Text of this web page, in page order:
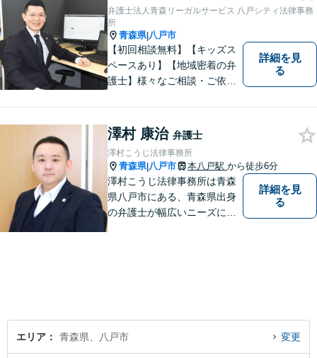
弁護士法人青森リーガルサービス 八戸シティ法律事務
所
青森県|八戸市
【初回相談無料】【キッズス
ペースあり】【地域密着の弁
護士】様々なご相談・ご依頼
相談ください。
詳細を見
る
澤村 康治 弁護士
澤村こうじ法律事務所
青森県|八戸市 本八戸駅 から徒歩6分
澤村こうじ法律事務所は青森
県八戸市にある、青森県出身
の弁護士が幅広いニーズにお
詳細を見
る
エリア 青森県、八戸市 変更